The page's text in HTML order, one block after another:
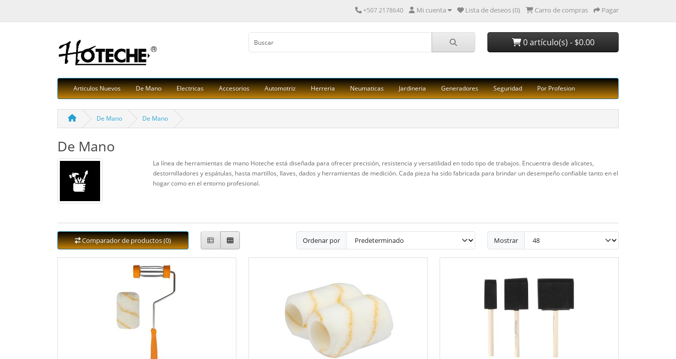
+507 2178640 Mi cuenta Lista de deseos (0) Carro de compras Pagar
0 artículo(s) - $0.00
Articulos Nuevos De Mano Electricas Accesorios Automotriz Herreria Neumaticas Jardineria Generadores Seguridad Por Profesion
De Mano De Mano
De Mano
La línea de herramientas de mano Hoteche está diseñada para ofrecer precisión, resistencia y versatilidad en todo tipo de trabajos. Encuentra desde alicates,
destornilladores y espátulas, hasta martillos, llaves, dados y herramientas de medición. Cada pieza ha sido fabricada para brindar un desempeño confiable tanto en el
hogar como en el entorno profesional.
Comparador de productos (0) Ordenar por Mostrar